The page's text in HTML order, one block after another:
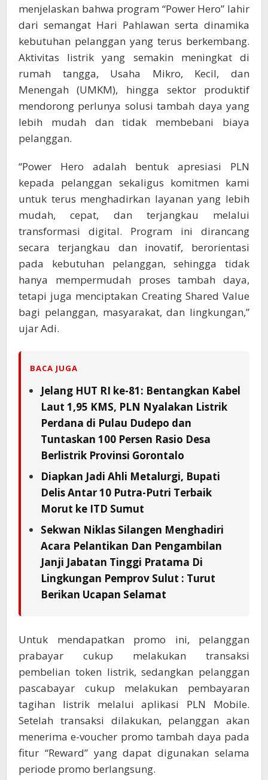
menjelaskan bahwa program “Power Hero” lahir
dari semangat Hari Pahlawan serta dinamika
kebutuhan pelanggan yang terus berkembang.
Aktivitas listrik yang semakin meningkat di
rumah tangga, Usaha Mikro, Kecil, dan
Menengah (UMKM), hingga sektor produktif
mendorong perlunya solusi tambah daya yang
lebih mudah dan tidak membebani biaya
pelanggan.
“Power Hero adalah bentuk apresiasi PLN
kepada pelanggan sekaligus komitmen kami
untuk terus menghadirkan layanan yang lebih
mudah, cepat, dan terjangkau melalui
transformasi digital. Program ini dirancang
secara terjangkau dan inovatif, berorientasi
pada kebutuhan pelanggan, sehingga tidak
hanya mempermudah proses tambah daya,
tetapi juga menciptakan Creating Shared Value
bagi pelanggan, masyarakat, dan lingkungan,”
ujar Adi.
BACA JUGA
Jelang HUT RI ke-81: Bentangkan Kabel
Laut 1,95 KMS, PLN Nyalakan Listrik
Perdana di Pulau Dudepo dan
Tuntaskan 100 Persen Rasio Desa
Berlistrik Provinsi Gorontalo
Diapkan Jadi Ahli Metalurgi, Bupati
Delis Antar 10 Putra-Putri Terbaik
Morut ke ITD Sumut
Sekwan Niklas Silangen Menghadiri
Acara Pelantikan Dan Pengambilan
Janji Jabatan Tinggi Pratama Di
Lingkungan Pemprov Sulut : Turut
Berikan Ucapan Selamat
Untuk mendapatkan promo ini, pelanggan
prabayar cukup melakukan transaksi
pembelian token listrik, sedangkan pelanggan
pascabayar cukup melakukan pembayaran
tagihan listrik melalui aplikasi PLN Mobile.
Setelah transaksi dilakukan, pelanggan akan
menerima e-voucher promo tambah daya pada
fitur “Reward” yang dapat digunakan selama
periode promo berlangsung.